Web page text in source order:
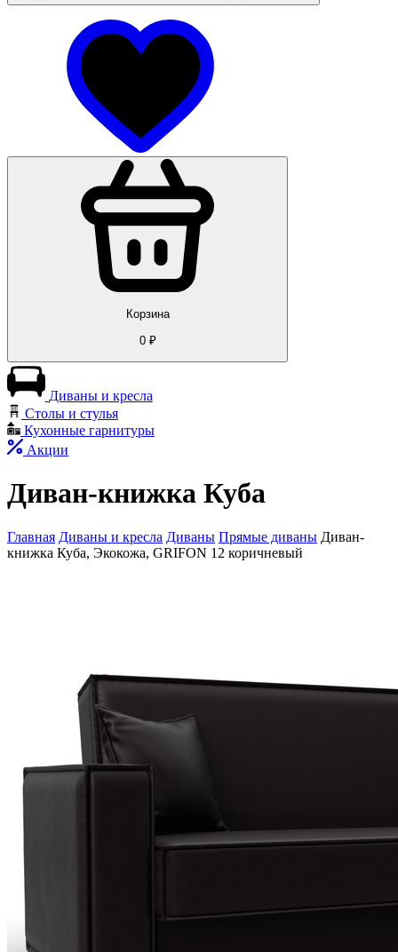
Корзина
0₽
Диваны и кресла
Столы и стулья
Кухонные гарнитуры
Акции
Диван-книжка Куба
Главная Диваны и кресла Диваны Прямые диваны Диван-
книжка Куба, Экокожа, GRIFON 12 коричневый